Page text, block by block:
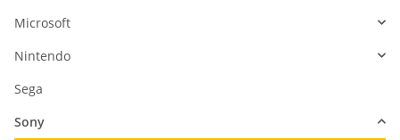
Microsoft
Nintendo
Sega
Sony